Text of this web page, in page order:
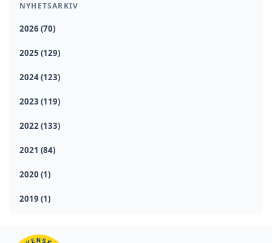
NYHETSARKIV
2026 (70)
2025 (129)
2024 (123)
2023 (119)
2022 (133)
2021 (84)
2020 (1)
2019 (1)